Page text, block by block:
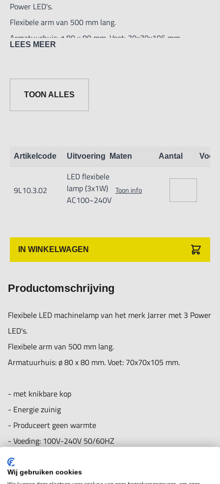
Power LED's.
Flexibele arm van 500 mm lang.
Armatuurhuis: ø 80 x 80 mm. Voet: 70x70x105 mm.
- Produceert geen warmte
- Aansluitkabel van 1,8mtr met stekker
- met lichtschakelaar
- lichtopbrengst 580-5100 lux
LEES MEER
TOON ALLES
Artikelcode Uitvoering Maten Aantal
9L10.3.02
LED flexibele
lamp (3x1W)
AC100~240V
Toon info
IN WINKELWAGEN
Productomschrijving
Flexibele LED machinelamp van het merk Jarrer met 3 Power
LED's.
Flexibele arm van 500 mm lang.
Armatuurhuis: ø 80 x 80 mm. Voet: 70x70x105 mm.
- met knikbare kop
- Energie zuinig
- Produceert geen warmte
- Voeding: 100V-240V 50/60HZ
- Transformator in voet.
- Power LED's 3 stuks x 1W 60°
Wij gebruiken cookies